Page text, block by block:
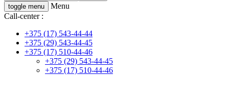
toggle menu
Menu
Call-center :
+375 (17) 543-44-44
+375 (29) 543-44-45
+375 (17) 510-44-46
+375 (29) 543-44-45
+375 (17) 510-44-46